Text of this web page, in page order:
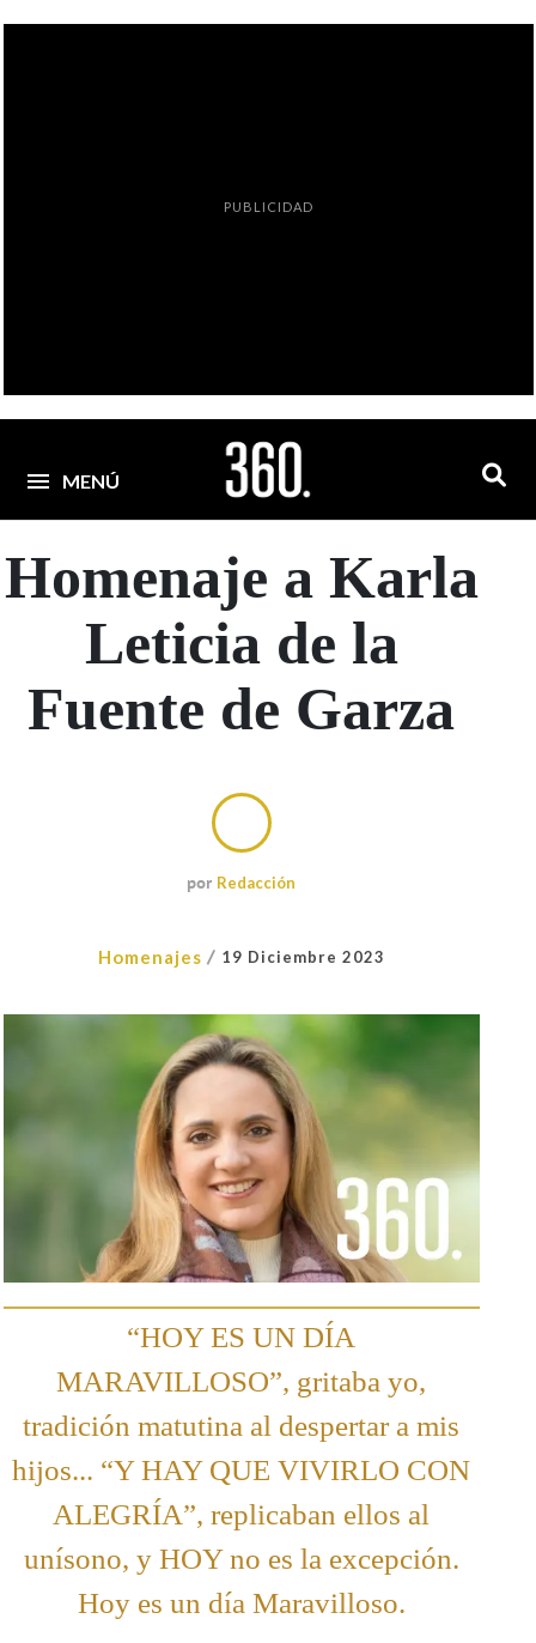
PUBLICIDAD
MENÚ
Homenaje a Karla
Leticia de la
Fuente de Garza
por Redacción
Homenajes / 19 Diciembre 2023
“HOY ES UN DÍA
MARAVILLOSO”, gritaba yo,
tradición matutina al despertar a mis
hijos... “Y HAY QUE VIVIRLO CON
ALEGRÍA”, replicaban ellos al
unísono, y HOY no es la excepción.
Hoy es un día Maravilloso.